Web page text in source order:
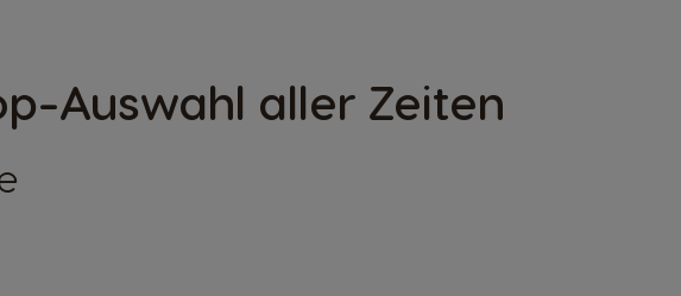
Auswahl aller Zeiten